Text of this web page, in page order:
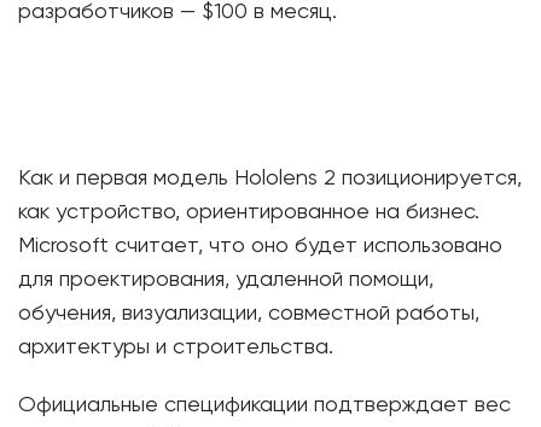
разработчиков — $100 в месяц.
Как и первая модель Hololens 2 позиционируется,
как устройство, ориентированное на бизнес.
Microsoft считает, что оно будет использовано
для проектирования, удаленной помощи,
обучения, визуализации, совместной работы,
архитектуры и строительства.
Официальные спецификации подтверждает вес